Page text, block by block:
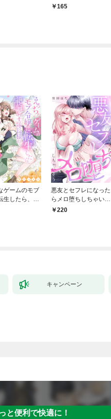
165
ゲームのモブ
生したら、絶
長様からトン
悪友とセフレになった
らメロ堕ちしちゃいそ
う(1)
220
キャンペーン
と便利で快適に！